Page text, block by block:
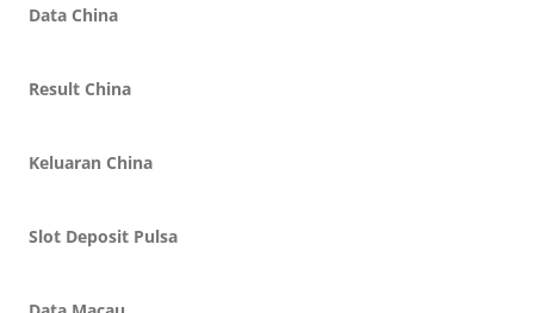
Data China
Result China
Keluaran China
Slot Deposit Pulsa